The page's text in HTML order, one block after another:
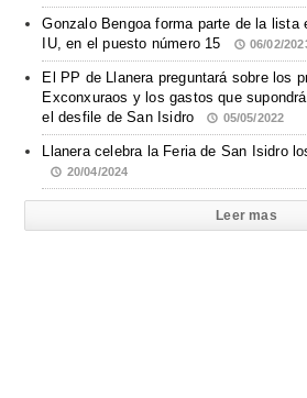
Gonzalo Bengoa forma parte de la lista
IU, en el puesto número 15
06/02/
El PP de Llanera preguntará sobre los
Exconxuraos y los gastos que
el desfile de San Isidro
05/05/2022
Llanera celebra la Feria de San Isidro
20/04/2024
Leer mas